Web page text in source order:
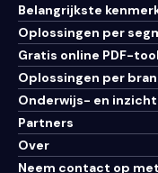
Belangrijkste
Oplossingen per
Gratis online PDF-
Oplossingen per
Onderwijs- en
Partners
Over
Neem contact op